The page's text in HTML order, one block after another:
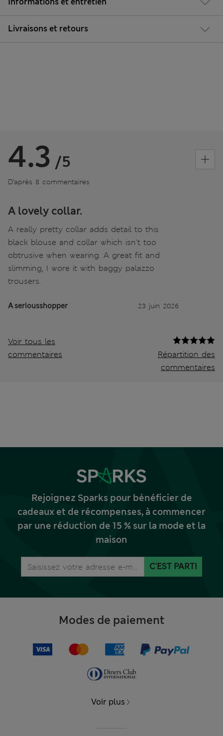
Livraisons et retours
4.3 /5
D’après 8 commentaires
A lovely collar.
A really pretty collar adds detail to this
black blouse and collar which isn't too
obtrusive when wearing. A great fit and
slimming, I wore it with baggy palazzo
trousers.
A seriousshopper 23 juin 2026
Voir tous les
commentaires
Répartition des
commentaires
Rejoignez Sparks pour bénéficier de
cadeaux et de récompenses, à commencer
par une réduction de 15 % sur la mode et la
maison
C'EST PARTI
Modes de paiement
Voir plus